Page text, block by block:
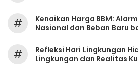
#
Kenaikan Harga BBM:
Nasional dan Beban Baru
#
Refleksi Hari Lingkungan
Lingkungan dan Realitas